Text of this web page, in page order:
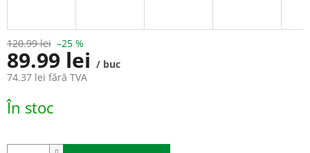
120.99 lei –25 %
89.99 lei / buc
74.37 lei fără TVA
Evaluare
preţ:
În stoc